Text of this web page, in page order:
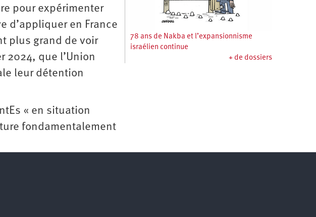
pour expérimenter
d’appliquer en France
plus grand de voir
2024, que l’Union
leur détention
« en situation
fondamentalement
78 ans de Nakba et l’expansionnisme
israélien continue
+ de dossiers